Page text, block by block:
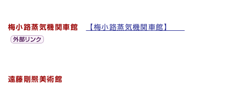
梅小路蒸気機関車館 【梅小路蒸気機関車館】
遠藤剛熈美術館